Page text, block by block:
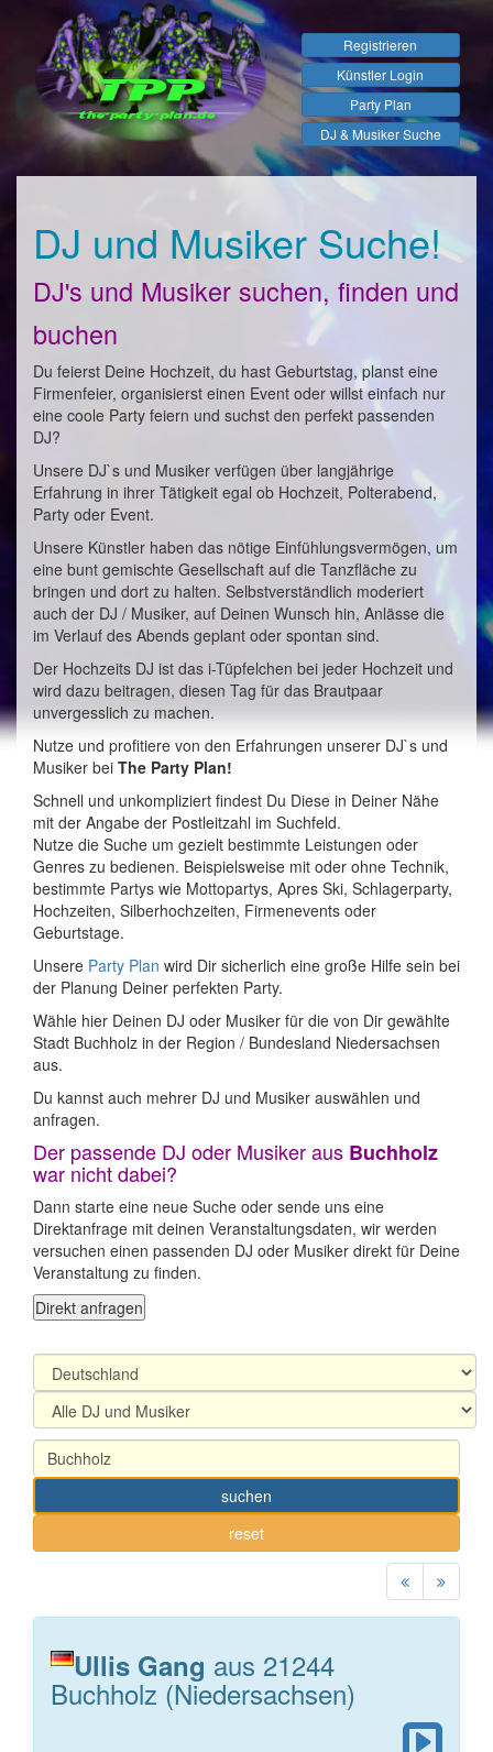
Registrieren
Künstler Login
Party Plan
DJ & Musiker Suche
DJ und Musiker Suche!
DJ's und Musiker suchen, finden und
buchen
Du feierst Deine Hochzeit, du hast Geburtstag, planst eine
Firmenfeier, organisierst einen Event oder willst einfach nur
eine coole Party feiern und suchst den perfekt passenden
DJ?
Unsere DJ`s und Musiker verfügen über langjährige
Erfahrung in ihrer Tätigkeit egal ob Hochzeit, Polterabend,
Party oder Event.
Unsere Künstler haben das nötige Einfühlungsvermögen, um
eine bunt gemischte Gesellschaft auf die Tanzfläche zu
bringen und dort zu halten. Selbstverständlich moderiert
auch der DJ / Musiker, auf Deinen Wunsch hin, Anlässe die
im Verlauf des Abends geplant oder spontan sind.
Der Hochzeits DJ ist das i-Tüpfelchen bei jeder Hochzeit und
wird dazu beitragen, diesen Tag für das Brautpaar
unvergesslich zu machen.
Nutze und profitiere von den Erfahrungen unserer DJ`s und
Musiker bei The Party Plan!
Schnell und unkompliziert findest Du Diese in Deiner Nähe
mit der Angabe der Postleitzahl im Suchfeld.
Nutze die Suche um gezielt bestimmte Leistungen oder
Genres zu bedienen. Beispielsweise mit oder ohne Technik,
bestimmte Partys wie Mottopartys, Apres Ski, Schlagerparty,
Hochzeiten, Silberhochzeiten, Firmenevents oder
Geburtstage.
Unsere Party Plan wird Dir sicherlich eine große Hilfe sein bei
der Planung Deiner perfekten Party.
Wähle hier Deinen DJ oder Musiker für die von Dir gewählte
Stadt Buchholz in der Region / Bundesland Niedersachsen
aus.
Du kannst auch mehrer DJ und Musiker auswählen und
anfragen.
Der passende DJ oder Musiker aus Buchholz
war nicht dabei?
Dann starte eine neue Suche oder sende uns eine
Direktanfrage mit deinen Veranstaltungsdaten, wir werden
versuchen einen passenden DJ oder Musiker direkt für Deine
Veranstaltung zu finden.
Direkt anfragen
suchen
reset
Ullis Gang aus 21244
Buchholz (Niedersachsen)